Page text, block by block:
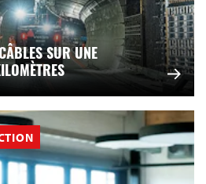
SUR UNE